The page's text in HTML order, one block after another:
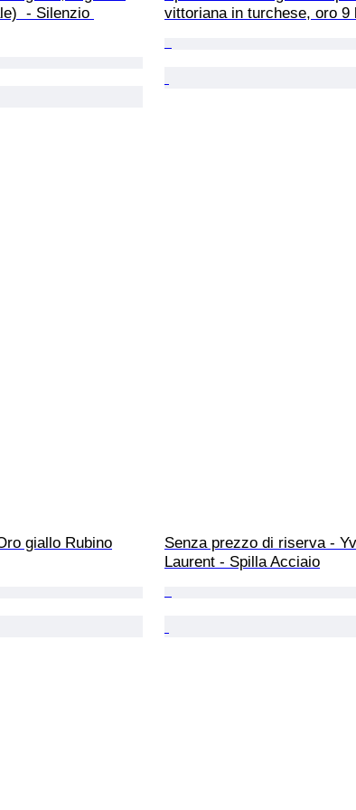
- Silenzio
vittoriana in turchese, oro 9
giallo Rubino
Senza prezzo di riserva -
Laurent - Spilla Acciaio